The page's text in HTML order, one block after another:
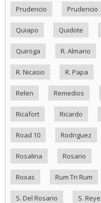
Prudencio Prudencio
Quiapo Quidote
Quiroga R. Almario
R. Nicasio R. Papa
Relen Remedios
Ricafort Ricardo
Road 10 Rodriguez
Rosalina Rosario
Roxas Rum Tri Rum
S. Del Rosario S.